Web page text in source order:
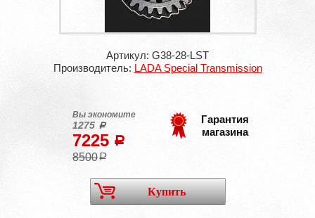
Артикул: G38-28-LST
Производитель: LADA Special Transmission
Вы экономите
1275 a
7225 a
8500a
Гарантия
магазина
Купить